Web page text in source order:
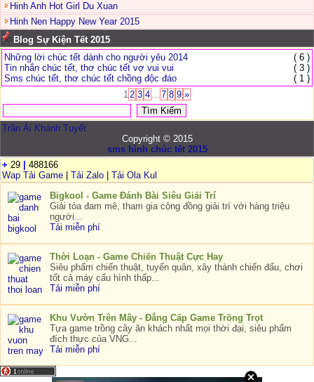
Hinh Anh Hot Girl Du Xuan
Hinh Nen Happy New Year 2015
Blog Sự Kiện Tết 2015
Những lời chúc tết dành cho người yêu 2014
( 6 )
Tin nhắn chúc tết, thơ chúc tết vợ vui vui
( 3 )
Sms chúc tết, thơ chúc tết chồng độc đáo
( 1 )
12 3 4 ... 7 8 9 »
Trần Ái Khánh Tuyết
Copyright © 2015
sms hình chúc tết 2015
+ 29
488166
Wap Tải Game
Tải Zalo
Tải Ola Kul
Bigkool - Game Đánh Bài Siêu Giải Trí
Giải tỏa đam mê, tham gia cộng đồng giải trí với hàng triệu
người...
Tải miễn phí
Thời Loạn - Game Chiến Thuật Cực Hay
Siêu phẩm chiến thuật, tuyển quân, xây thành chiến đấu, chơi
tốt cả máy cấu hình thấp...
Tải miễn phí
Khu Vườn Trên Mây - Đẳng Cấp Game Trồng Trọt
Tựa game trồng cây ăn khách nhất mọi thời đại, siêu phẩm
đích thực của VNG...
Tải miễn phí